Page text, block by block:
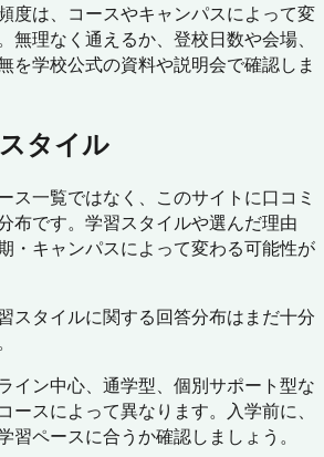
度は、コースやキャンパスによって変
無理なく通えるか、登校日数や会場、
を学校公式の資料や説明会で確認しま
タイル
ス一覧ではなく、このサイトに口コミ
布です。学習スタイルや選んだ理由
・キャンパスによって変わる可能性が
スタイルに関する回答分布はまだ十分
イン中心、通学型、個別サポート型な
ースによって異なります。入学前に、
習ペースに合うか確認しましょう。